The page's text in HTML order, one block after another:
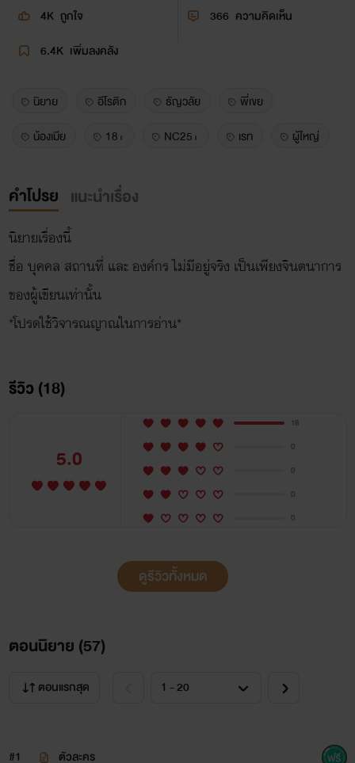
4K ถูกใจ 366 ความคิดเห็น
6.4K เพิ่มลงคลัง
นิยาย อีโรติก ธัญวลัย
พี่เขย
น้องเมีย
18+ NC25+ เรท ผู้ใหญ่
คำโปรย แนะนำเรื่อง
นิยายเรื่องนี้
ชื่อ บุคคล สถานที่ และ องค์กร ไม่มีอยู่จริง เป็นเพียงจินตนาการ
ของผู้เขียนเท่านั้น
*โปรดใช้วิจารณญาณในการอ่าน*
รีวิว (18)
5.0
18
0
0
0
0
ดูรีวิวทั้งหมด
ตอนนิยาย (57)
ตอนแรกสุด
#1 ตัวละคร